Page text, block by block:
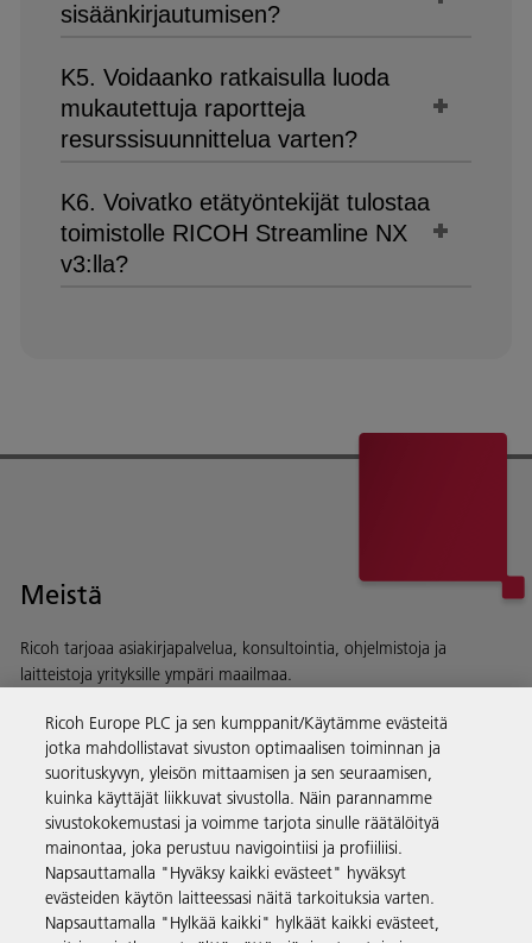
sisäänkirjautumisen?
K5. Voidaanko ratkaisulla luoda
mukautettuja raportteja
resurssisuunnittelua varten?
K6. Voivatko etätyöntekijät tulostaa
toimistolle RICOH Streamline NX
v3:lla?
Meistä
Ricoh tarjoaa asiakirjapalvelua, konsultointia, ohjelmistoja ja
laitteistoja yrityksille ympäri maailmaa.
Yritysratkaisut
Tuotteet ja palvelut
Ricoh Europe PLC ja sen kumppanit/Käytämme evästeitä
jotka mahdollistavat sivuston optimaalisen toiminnan ja
suorituskyvyn, yleisön mittaamisen ja sen seuraamisen,
kuinka käyttäjät liikkuvat sivustolla. Näin parannamme
sivustokokemustasi ja voimme tarjota sinulle räätälöityä
mainontaa, joka perustuu navigointiisi ja profiiliisi.
Napsauttamalla "Hyväksy kaikki evästeet" hyväksyt
evästeiden käytön laitteessasi näitä tarkoituksia varten.
Napsauttamalla "Hylkää kaikki" hylkäät kaikki evästeet,